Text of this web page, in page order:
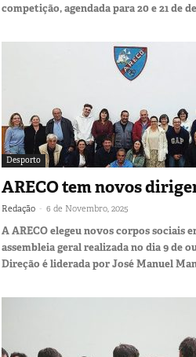
competição, agendada para 20 e 21 de
Desporto
ARECO tem novos
Redação - 6 de Novembro, 2025
A ARECO elegeu novos corpos sociais
assembleia geral realizada no dia 9 de
Direção é liderada por José Manuel